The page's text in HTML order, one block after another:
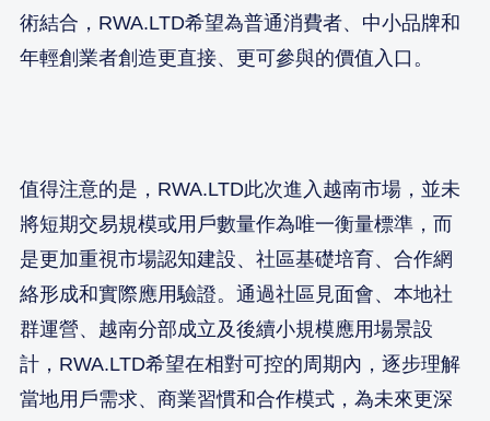
術結合，RWA.LTD希望為普通消費者、中小品牌和
年輕創業者創造更直接、更可參與的價值入口。
值得注意的是，RWA.LTD此次進入越南市場，並未
將短期交易規模或用戶數量作為唯一衡量標準，而
是更加重視市場認知建設、社區基礎培育、合作網
絡形成和實際應用驗證。通過社區見面會、本地社
群運營、越南分部成立及後續小規模應用場景設
計，RWA.LTD希望在相對可控的周期內，逐步理解
當地用戶需求、商業習慣和合作模式，為未來更深